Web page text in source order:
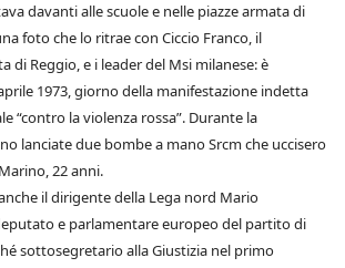
davanti alle scuole e nelle piazze armata di
foto che lo ritrae con Ciccio Franco, il
di Reggio, e i leader del Msi milanese: è
1973, giorno della manifestazione indetta
“contro la violenza rossa”. Durante la
lanciate due bombe a mano Srcm che uccisero
22 anni.
il dirigente della Lega nord Mario
e parlamentare europeo del partito di
sottosegretario alla Giustizia nel primo